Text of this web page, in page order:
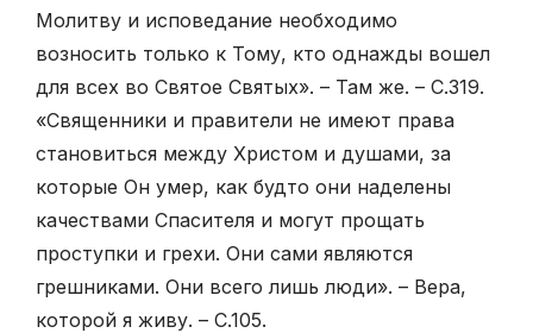
Молитву и исповедание необходимо
возносить только к Тому, кто однажды вошел
для всех во Святое Святых». – Там же. – С.319.
«Священники и правители не имеют права
становиться между Христом и душами, за
которые Он умер, как будто они наделены
качествами Спасителя и могут прощать
проступки и грехи. Они сами являются
грешниками. Они всего лишь люди». – Вера,
которой я живу. – С.105.